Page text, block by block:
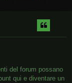
del forum possano
qui e diventare un